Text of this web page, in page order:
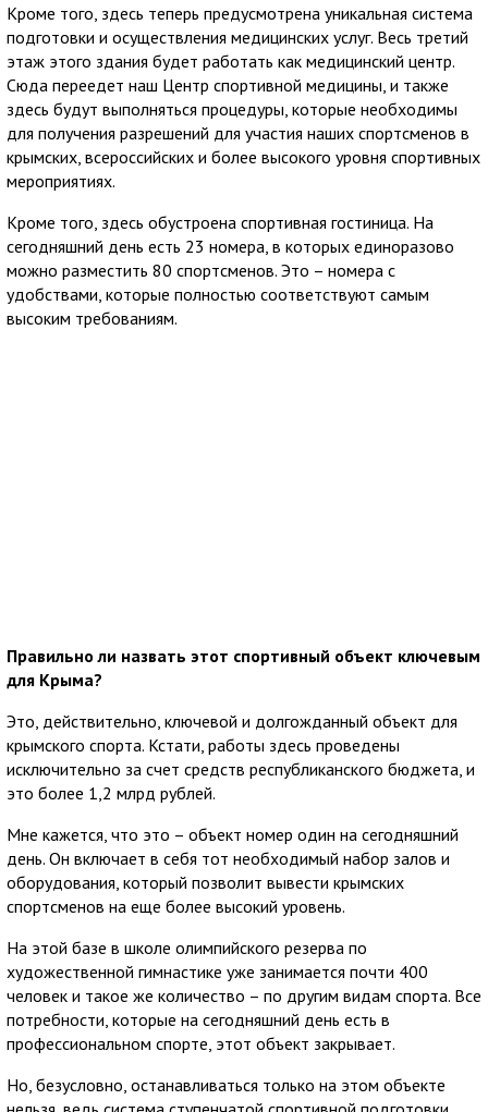
Кроме того, здесь теперь предусмотрена уникальная система
подготовки и осуществления медицинских услуг. Весь третий
этаж этого здания будет работать как медицинский центр.
Сюда переедет наш Центр спортивной медицины, и также
здесь будут выполняться процедуры, которые необходимы
для получения разрешений для участия наших спортсменов в
крымских, всероссийских и более высокого уровня спортивных
мероприятиях.
Кроме того, здесь обустроена спортивная гостиница. На
сегодняшний день есть 23 номера, в которых единоразово
можно разместить 80 спортсменов. Это – номера с
удобствами, которые полностью соответствуют самым
высоким требованиям.
Правильно ли назвать этот спортивный объект ключевым
для Крыма?
Это, действительно, ключевой и долгожданный объект для
крымского спорта. Кстати, работы здесь проведены
исключительно за счет средств республиканского бюджета, и
это более 1,2 млрд рублей.
Мне кажется, что это – объект номер один на сегодняшний
день. Он включает в себя тот необходимый набор залов и
оборудования, который позволит вывести крымских
спортсменов на еще более высокий уровень.
На этой базе в школе олимпийского резерва по
художественной гимнастике уже занимается почти 400
человек и такое же количество – по другим видам спорта. Все
потребности, которые на сегодняшний день есть в
профессиональном спорте, этот объект закрывает.
Но, безусловно, останавливаться только на этом объекте